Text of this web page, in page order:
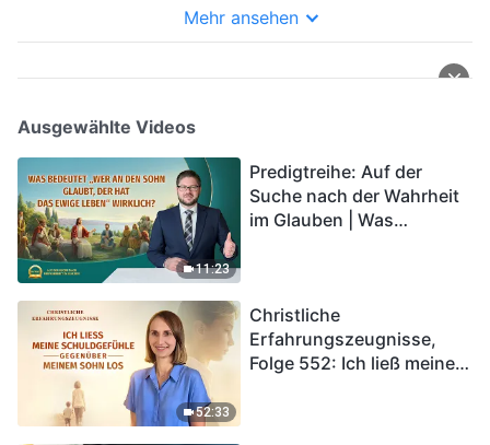
Mehr ansehen
Ausgewählte Videos
11:23
Predigtreihe: Auf der
Suche nach der Wahrheit
im Glauben | Was
52:33
Christliche
Erfahrungszeugnisse,
Folge 552: Ich ließ meine